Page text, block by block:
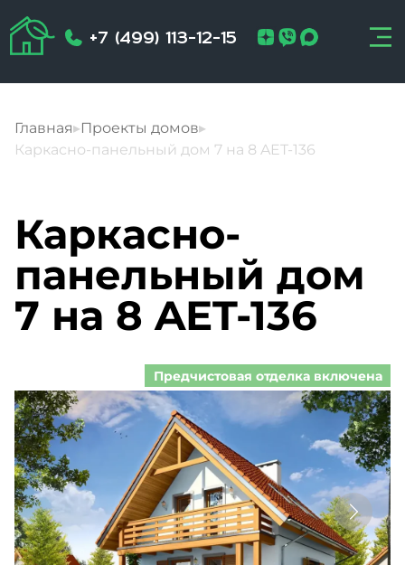
+7 (499) 113-12-15
Главная▸Проекты домов▸
Каркасно-панельный дом 7 на 8 AET-136
Каркасно-
панельный дом
7 на 8 AET-136
Предчистовая отделка включена